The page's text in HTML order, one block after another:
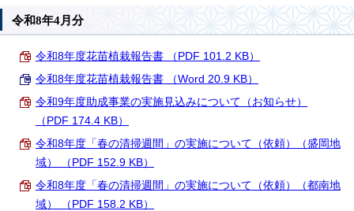
令和8年4月分
令和8年度花苗植栽報告書 （PDF 101.2 KB）
令和8年度花苗植栽報告書 （Word 20.9 KB）
令和9年度助成事業の実施見込みについて（お知らせ）
（PDF 174.4 KB）
令和8年度「春の清掃週間」の実施について（依頼）（盛岡地
域） （PDF 152.9 KB）
令和8年度「春の清掃週間」の実施について（依頼）（都南地
域） （PDF 158.2 KB）